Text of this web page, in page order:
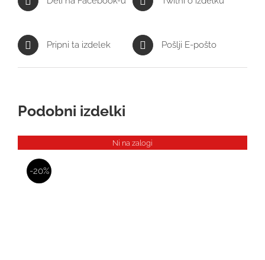
Pripni ta izdelek Pošlji E-pošto
Podobni izdelki
Ni na zalogi
-20%